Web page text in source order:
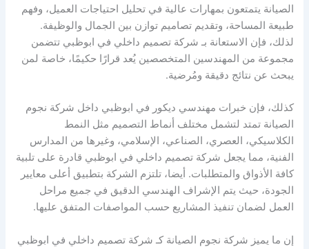
الصيانة يتمتعون بمهارات عالية في تحليل احتياجات العميل، وفهم
طبيعة المساحة، وتقديم تصاميم توازن بين الجمال والوظيفة.
لذلك، فإن الاستعانة بـ شركة تصميم داخلي في ابوظبي تتضمن
مجموعة من المهندسين المتخصصين يُعد قرارًا حكيمًا، خاصة لمن
يبحث عن نتائج دقيقة ومُرضية.
كذلك، فإن خبرات مهندسي ديكور في ابوظبي داخل شركة نجوم
الصيانة تمتد لتشمل مختلف أنماط التصميم مثل النمط
الكلاسيكي، العصري، الصناعي، الإسلامي، وغيرها من المدارس
الفنية، مما يجعل شركة تصميم داخلي في ابوظبي قادرة على تلبية
كافة الأذواق والمتطلبات. أيضا، تلتزم الشركة بتطبيق أعلى معايير
الجودة، حيث يتم الإشراف الهندسي الدقيق في جميع مراحل
العمل لضمان تنفيذ المشاريع حسب المواصفات المتفق عليها.
إن ما يميز شركة نجوم الصيانة كـ شركة تصميم داخلي في ابوظبي